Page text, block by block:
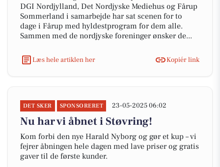
DGI Nordjylland, Det Nordjyske Mediehus og Fårup
Sommerland i samarbejde har sat scenen for to
dage i Fårup med hyldestprogram for dem alle.
Sammen med de nordjyske foreninger ønsker de...
Læs hele artiklen her Kopiér link
DET SKER SPONSORERET 23-05-2025 06:02
Nu har vi åbnet i Støvring!
Kom forbi den nye Harald Nyborg og gør et kup – vi
fejrer åbningen hele dagen med lave priser og gratis
gaver til de første kunder.